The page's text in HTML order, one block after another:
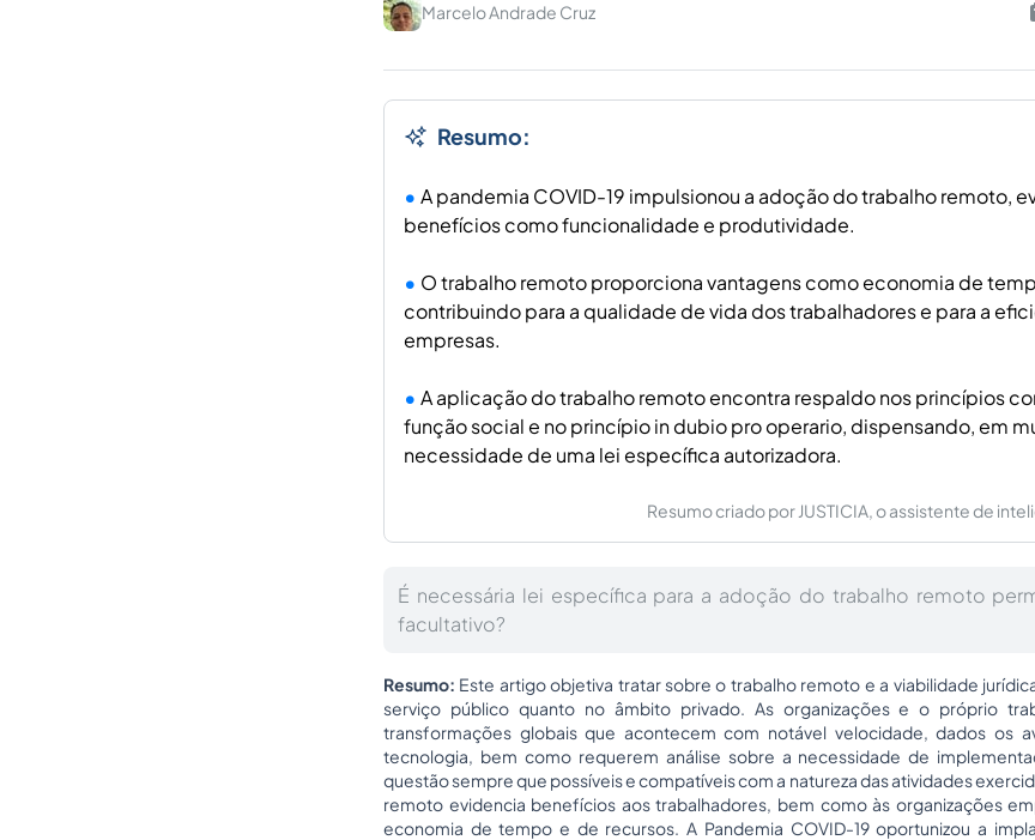
Marcelo Andrade Cruz
Resumo:
A pandemia COVID-19 impulsionou a adoção do trabalho remoto,
benefícios como funcionalidade e produtividade.
O trabalho remoto proporciona vantagens como economia de
contribuindo para a qualidade de vida dos trabalhadores e para a
empresas.
A aplicação do trabalho remoto encontra respaldo nos princípios
função social e no princípio in dubio pro operario, dispensando, em
necessidade de uma lei específica autorizadora.
Resumo criado por JUSTICIA, o assistente de
É necessária lei específica para a adoção do trabalho remoto
facultativo?
Resumo: Este artigo objetiva tratar sobre o trabalho remoto e a viabilidade
serviço público quanto no âmbito privado. As organizações e o próprio
transformações globais que acontecem com notável velocidade, dados os
tecnologia, bem como requerem análise sobre a necessidade de
questão sempre que possíveis e compatíveis com a natureza das atividades
remoto evidencia benefícios aos trabalhadores, bem como às organizações
economia de tempo e de recursos. A Pandemia COVID-19 oportunizou a